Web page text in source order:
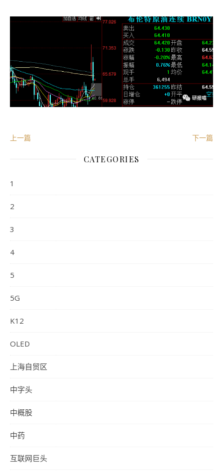
上一篇 下一篇
CATEGORIES
1
2
3
4
5
5G
K12
OLED
上海自贸区
中字头
中概股
中药
互联网巨头